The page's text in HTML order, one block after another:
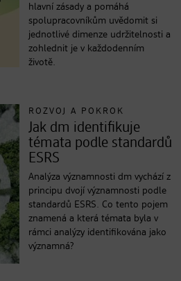
hlavní zásady a pomáhá
spolupracovníkům uvědomit si
jednotlivé dimenze udržitelnosti a
zohlednit je v každodenním
životě.
ROZVOJ A POKROK
Jak dm identifikuje
témata podle standardů
ESRS
Analýza významnosti dm vychází z
principu dvojí významnosti podle
standardů ESRS. Co tento pojem
znamená a která témata byla v
rámci analýzy identifikována jako
významná?